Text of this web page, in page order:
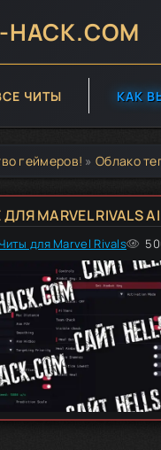
HACK.COM
ЧИТЫ КАК
геймеров! »Облако
MARVEL RIVALS
Читы для Marvel Rivals
100 1 2 3 4